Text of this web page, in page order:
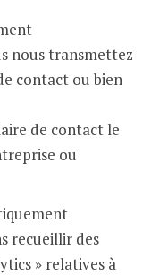
nous transmettez
contact ou bien
de contact le
ou
recueillir des
» relatives à